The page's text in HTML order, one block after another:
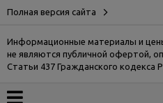
Полная версия сайта
Информационные материалы и
не являются публичной офертой,
Статьи 437 Гражданского кодекса
О